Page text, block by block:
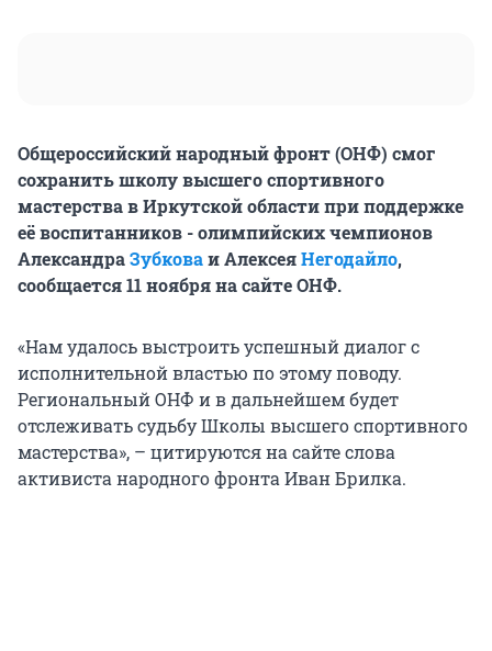
Общероссийский народный фронт (ОНФ) смог
сохранить школу высшего спортивного
мастерства в Иркутской области при поддержке
её воспитанников - олимпийских чемпионов
АлександраЗубковаи АлексеяНегодайло,
сообщается 11 ноября на сайте ОНФ.
«Нам удалось выстроить успешный диалог с
исполнительной властью по этому поводу.
Региональный ОНФ и в дальнейшем будет
отслеживать судьбу Школы высшего спортивного
мастерства», – цитируются на сайте слова
активиста народного фронта Иван Брилка.